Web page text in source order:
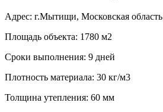
Адрес: г.Мытищи, Московская область
Площадь объекта: 1780 м2
Сроки выполнения: 9 дней
Плотность материала: 30 кг/м3
Толщина утепления: 60 мм